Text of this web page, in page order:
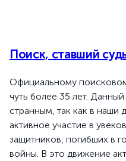
Поиск, ставший
Официальному
чуть более 35 лет.
странным, так как в
активное участие в
защитников, погибших в
войны. В это движение